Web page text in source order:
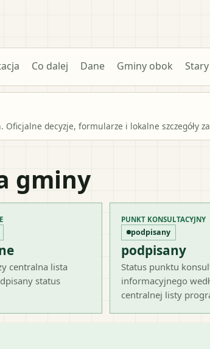
Co dalej Dane Gminy obok
decyzje, formularze i lokalne szczegóły
gminy
centralna lista
status
PUNKT KONSULTACYJNY
podpisany
podpisany
Status punktu
informacyjnego
centralnej listy